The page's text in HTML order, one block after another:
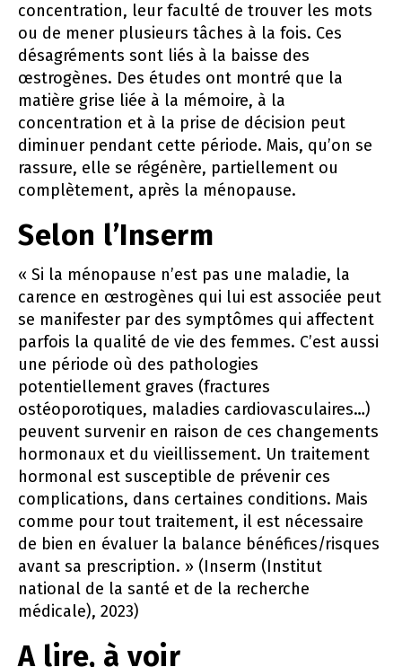
concentration, leur faculté de trouver les mots
ou de mener plusieurs tâches à la fois. Ces
désagréments sont liés à la baisse des
œstrogènes. Des études ont montré que la
matière grise liée à la mémoire, à la
concentration et à la prise de décision peut
diminuer pendant cette période. Mais, qu’on se
rassure, elle se régénère, partiellement ou
complètement, après la ménopause.
Selon l’Inserm
« Si la ménopause n’est pas une maladie, la
carence en œstrogènes qui lui est associée peut
se manifester par des symptômes qui affectent
parfois la qualité de vie des femmes. C’est aussi
une période où des pathologies
potentiellement graves (fractures
ostéoporotiques, maladies cardiovasculaires…)
peuvent survenir en raison de ces changements
hormonaux et du vieillissement. Un traitement
hormonal est susceptible de prévenir ces
complications, dans certaines conditions. Mais
comme pour tout traitement, il est nécessaire
de bien en évaluer la balance bénéfices/risques
avant sa prescription. » (Inserm (Institut
national de la santé et de la recherche
médicale), 2023)
A lire, à voir